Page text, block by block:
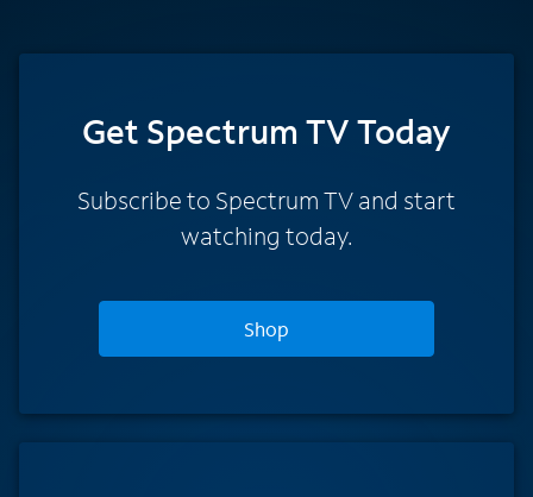
Get Spectrum TV Today
Subscribe to Spectrum TV and start
watching today.
Shop